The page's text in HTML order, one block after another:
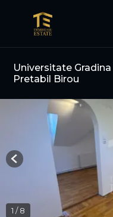
Universitate
Pretabil Birou
1 /8
Previous